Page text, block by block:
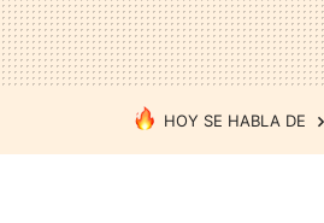
HOY SE HABLA DE